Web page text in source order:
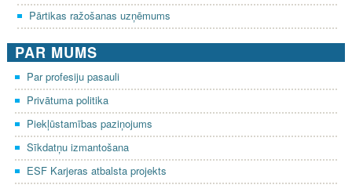
Pārtikas ražošanas uzņēmums
PAR MUMS
Par profesiju pasauli
Privātuma politika
Piekļūstamības paziņojums
Sīkdatņu izmantošana
ESF Karjeras atbalsta projekts